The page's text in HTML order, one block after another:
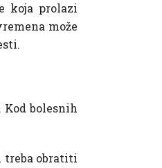
koja prolazi
može
bolesnih
treba obratiti